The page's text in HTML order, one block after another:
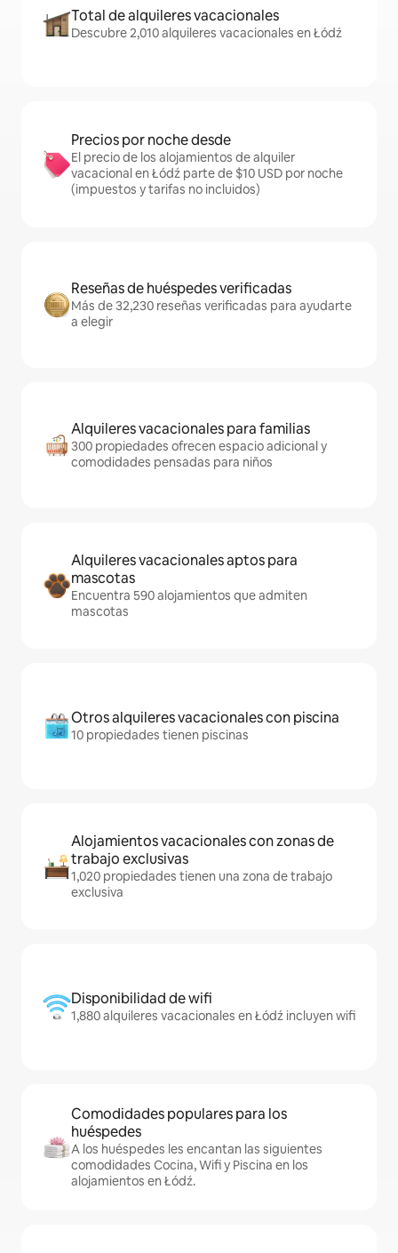
Total de alquileres vacacionales
Descubre 2,010 alquileres vacacionales en Łódź
Precios por noche desde
El precio de los alojamientos de alquiler
vacacional en Łódź parte de $10 USD por noche
(impuestos y tarifas no incluidos)
Reseñas de huéspedes verificadas
Más de 32,230 reseñas verificadas para ayudarte
a elegir
Alquileres vacacionales para familias
300 propiedades ofrecen espacio adicional y
comodidades pensadas para niños
Alquileres vacacionales aptos para
mascotas
Encuentra 590 alojamientos que admiten
mascotas
Otros alquileres vacacionales con piscina
10 propiedades tienen piscinas
Alojamientos vacacionales con zonas de
trabajo exclusivas
1,020 propiedades tienen una zona de trabajo
exclusiva
Disponibilidad de wifi
1,880 alquileres vacacionales en Łódź incluyen wifi
Comodidades populares para los
huéspedes
A los huéspedes les encantan las siguientes
comodidades Cocina, Wifi y Piscina en los
alojamientos en Łódź.